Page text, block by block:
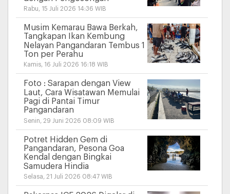
Rabu, 15 Juli 2026 14:36 WIB
Musim Kemarau Bawa Berkah,
Tangkapan Ikan Kembung
Nelayan Pangandaran Tembus 1
Ton per Perahu
Kamis, 16 Juli 2026 16:18 WIB
Foto : Sarapan dengan View
Laut, Cara Wisatawan Memulai
Pagi di Pantai Timur
Pangandaran
Senin, 29 Juni 2026 08:09 WIB
Potret Hidden Gem di
Pangandaran, Pesona Goa
Kendal dengan Bingkai
Samudera Hindia
Selasa, 21 Juli 2026 08:47 WIB